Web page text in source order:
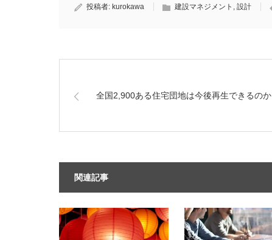
投稿者: kurokawa 建設マネジメント , 設計
全国2,900ある住宅団地は今後再生できるのか
関連記事